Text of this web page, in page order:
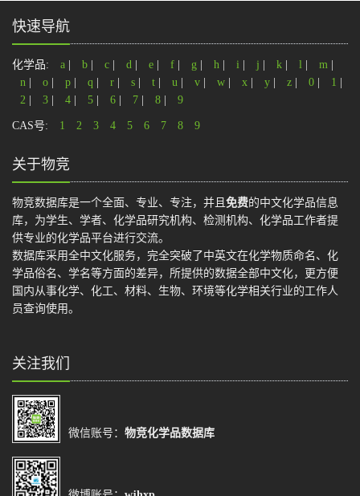
快速导航
化学品: a b c d e f g h i j k l m
n
o p q r s t u v w x y z 0 1
2
3 4 5 6 7 8 9
CAS号: 1 2 3 4 5 6 7 8 9
关于物竞
物竞数据库是一个全面、专业、专注，并且 免费的中文化学品信息
库，为学生、学者、化学品研究机构、检测机构、化学品工作者提
供专业的化学品平台进行交流。
数据库采用全中文化服务，完全突破了中英文在化学物质命名、化
学品俗名、学名等方面的差异，所提供的数据全部中文化，更方便
国内从事化学、化工、材料、生物、环境等化学相关行业的工作人
员查询使用。
关注我们
微信账号： 物竞化学品数据库